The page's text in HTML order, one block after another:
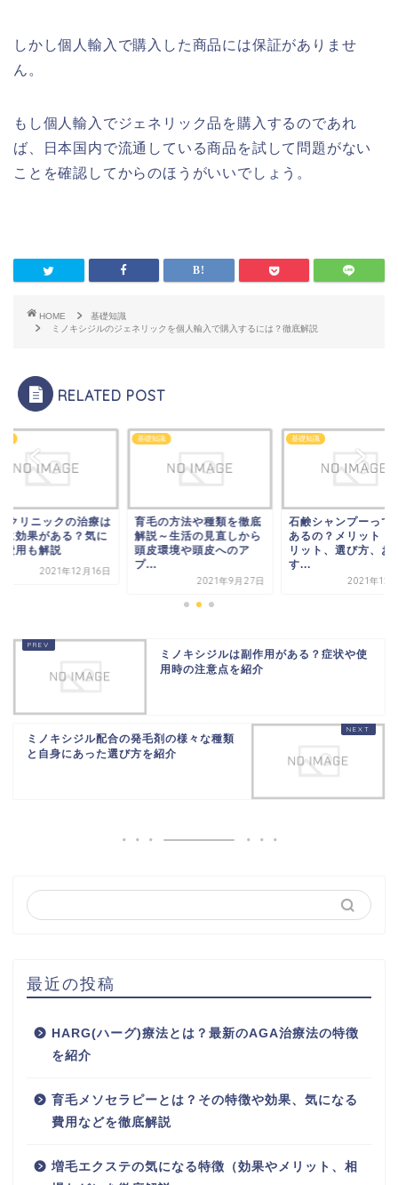
しかし個人輸入で購入した商品には保証がありませ
ん。
もし個人輸入でジェネリック品を購入するのであれ
ば、日本国内で流通している商品を試して問題がない
ことを確認してからのほうがいいでしょう。
HOME
基礎知識
ミノキシジルのジェネリックを個人輸入で購入するには？徹底解説
RELATED POST
クリニックの治療は
に効果がある？気に
費用も解説
2021年12月16日
基礎知識
育毛の方法や種類を徹底
解説～生活の見直しから
頭皮環境や頭皮へのア
プ...
2021年9月27日
基礎知識
石鹸シャンプーって
あるの？メリット・
リット、選び方、お
す...
2021年12
ミノキシジルは副作用がある？症状や使
用時の注意点を紹介
ミノキシジル配合の発毛剤の様々な種類
と自身にあった選び方を紹介
最近の投稿
HARG(ハーグ)療法とは？最新のAGA治療法の特徴
を紹介
育毛メソセラピーとは？その特徴や効果、気になる
費用などを徹底解説
増毛エクステの気になる特徴（効果やメリット、相